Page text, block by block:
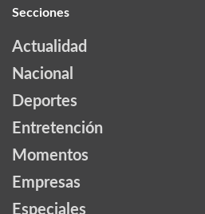
Secciones
Actualidad
Nacional
Deportes
Entretención
Momentos
Empresas
Especiales